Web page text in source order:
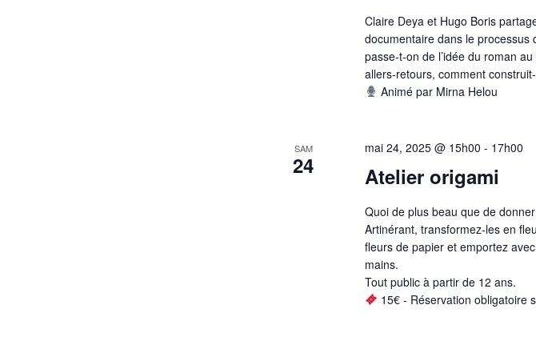
Claire Deya et Hugo Boris
documentaire dans le processus
passe-t-on de l’idée du roman
allers-retours, comment
Animé par Mirna Helou
SAM
24
mai 24, 2025 @ 15h00 - 17h00
Atelier origami
Quoi de plus beau que de
Artinérant, transformez-les en
fleurs de papier et emportez
mains.
Tout public à partir de 12 ans.
15€ - Réservation obligatoire